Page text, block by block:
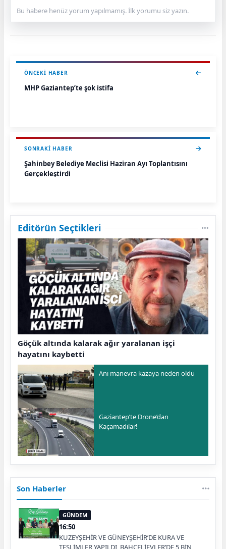
Bu habere henüz yorum yapılmamış. İlk yorumu siz yazın.
ÖNCEKI HABER
MHP Gaziantep’te şok istifa
SONRAKI HABER
Şahinbey Belediye Meclisi Haziran Ayı Toplantısını
Gerçekleştirdi
Editörün Seçtikleri
Göçük altında kalarak ağır yaralanan işçi
hayatını kaybetti
Ani manevra kazaya neden oldu
Gaziantep’te Drone’dan
Kaçamadılar!
Son Haberler
GÜNDEM
16:50
KUZEYŞEHİR VE GÜNEYŞEHİR’DE KURA VE